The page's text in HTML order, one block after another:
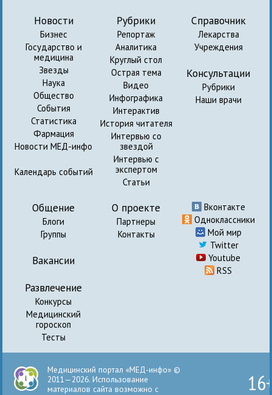
Новости
Бизнес
Государство и
медицина
Звезды
Наука
Общество
События
Статистика
Фармация
Новости МЕД-инфо
Календарь событий
Рубрики
Репортаж
Аналитика
Круглый стол
Острая тема
Видео
Инфографика
Интерактив
История читателя
Интервью со
звездой
Интервью с
экспертом
Статьи
Справочник
Лекарства
Учреждения
Консультации
Рубрики
Наши врачи
Общение
Блоги
Группы
Вакансии
Развлечение
Конкурсы
Медицинский
гороскоп
Тесты
О проекте
Партнеры
Контакты
Вконтакте
Одноклассники
Мой мир
Twitter
Youtube
RSS
Медицинский портал «МЕД-инфо» ©
2011—2026. Использование
материалов сайта возможно с